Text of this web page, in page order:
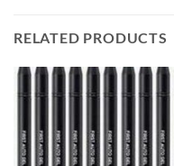
RELATED PRODUCTS